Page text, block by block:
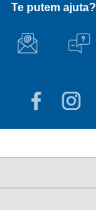
Te putem ajuta?